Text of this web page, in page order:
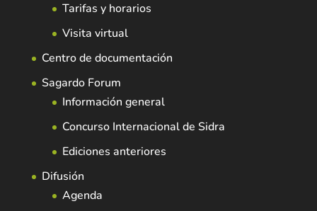
Tarifas y horarios
Visita virtual
Centro de documentación
Sagardo Forum
Información general
Concurso Internacional de Sidra
Ediciones anteriores
Difusión
Agenda